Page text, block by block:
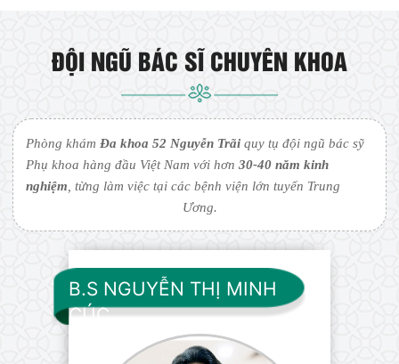
ĐỘI NGŨ BÁC SĨ CHUYÊN KHOA
Phòng khámĐa khoa 52 Nguyễn Trãi quy tụ đội ngũ bác sỹ
Phụ khoa hàng đầu Việt Nam với hơn30-40 năm kinh
nghiệm , từng làm việc tại các bệnh viện lớn tuyến Trung
Ương.
B.S NGUYỄN THỊ MINH
CÚC